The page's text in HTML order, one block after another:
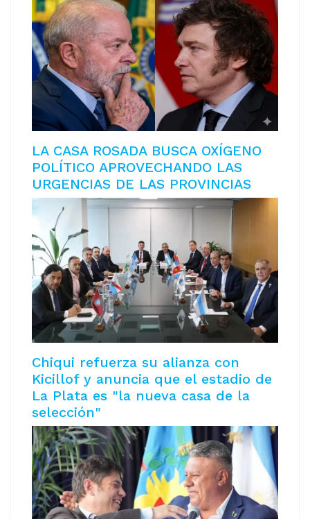
LA CASA ROSADA BUSCA OXÍGENO
POLÍTICO APROVECHANDO LAS
URGENCIAS DE LAS PROVINCIAS
Chiqui refuerza su alianza con
Kicillof y anuncia que el estadio de
La Plata es "la nueva casa de la
selección"